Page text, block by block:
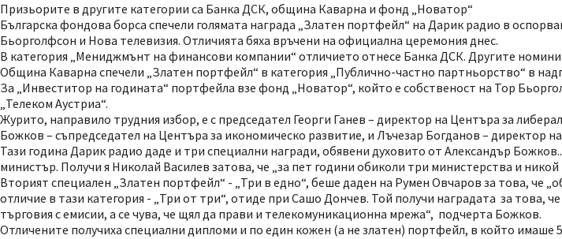
Призьорите в другите категории са Банка ДСК, община Каварна и фонд „Новатор“
Българска фондова борса спечели голямата награда „Златен портфейл“ на Дарик радио в
Бьорголфсон и Нова телевизия. Отличията бяха връчени на официална церемония днес.
В категория „Мениджмънт на финансови компании“ отличието отнесе Банка ДСК. Другите
Община Каварна спечели „Златен портфейл“ в категория „Публично-частно партньорство“ в
За „Инвеститор на годината“ портфейла взе фонд „Новатор“, който е собственост на Тор
„Телеком Аустриа“.
Журито, направило трудния избор, е с председател Георги Ганев – директор на Центъра за
Божков – съпредседател на Центъра за икономическо развитие, и Лъчезар Богданов – директор
Тази година Дарик радио даде и три специални награди, обявени духовито от Александър
министър. Получи я Николай Василев затова, че „за пет години обиколи три министерства и
Вторият специален „Златен портфейл“ - „Три в едно“, беше даден на Румен Овчаров за това, че
отличие в тази категория - „Три от три“, отиде при Сашо Дончев. Той получи наградата за това,
търговия с емисии, а се чува, че щял да прави и телекомуникационна мрежа“, подчерта Божков.
Отличените получиха специални дипломи и по един кожен (а не златен) портфейл, в който имаше